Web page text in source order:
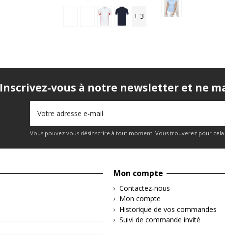
+ 3
Inscrivez-vous à notre newsletter et ne
Vous pouvez vous désinscrire à tout moment. Vous trouverez pour
Mon compte
Contactez-nous
Mon compte
Historique de vos commandes
Suivi de commande invité